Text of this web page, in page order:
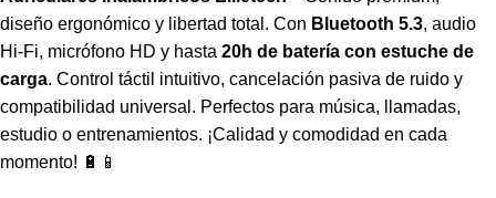
diseño ergonómico y libertad total. Con Bluetooth 5.3, audio
Hi-Fi, micrófono HD y hasta 20h de batería con estuche de
carga. Control táctil intuitivo, cancelación pasiva de ruido y
compatibilidad universal. Perfectos para música, llamadas,
estudio o entrenamientos. ¡Calidad y comodidad en cada
momento! 🔋📱